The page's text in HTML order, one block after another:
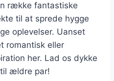
række fantastiske
til at sprede hygge
oplevelser. Uanset
romantisk eller
her. Lad os dykke
ældre par!